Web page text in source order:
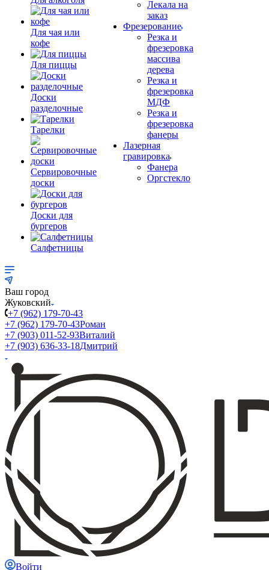
Для чая или
кофе
Для пиццы
Доски
разделочные
Тарелки
Сервировочные
доски
Доски для
бургеров
Салфетницы
Лекала на
заказ
Фрезерование
Резка и
фрезеровка
массива
дерева
Резка и
фрезеровка
МДФ
Резка и
фрезеровка
фанеры
Лазерная
гравировка
Фанера
Орг­стек­ло
Ваш город
Жуковский
+7 (962) 179-70-43
+7 (962) 179-70-43Роман
+7 (903) 011-52-93Виталий
+7 (903) 636-33-18Дмитрий
Войти